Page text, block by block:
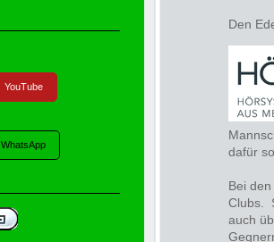
Den
dafür
Bei
Clubs.
auch
YouTube
WhatsApp